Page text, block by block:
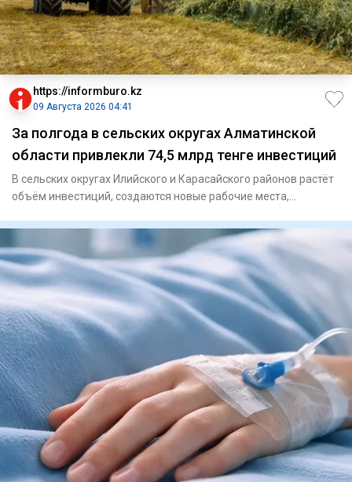
https://informburo.kz
09 Августа 2026 04:41
За полгода в сельских округах Алматинской
области привлекли 74,5 млрд тенге инвестиций
В сельских округах Илийского и Карасайского районов растёт
объём инвестиций, создаются новые рабочие места,